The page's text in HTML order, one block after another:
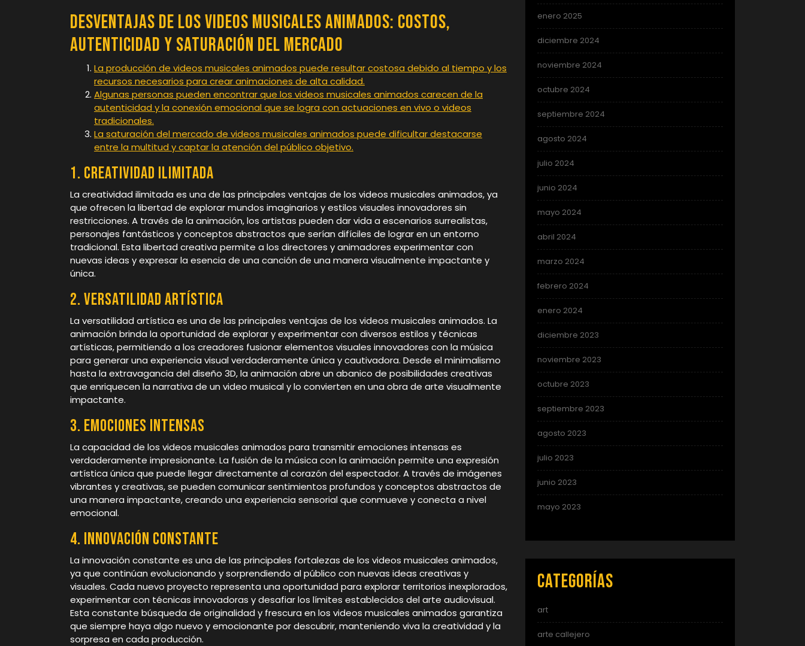
Desventajas de los Videos Musicales Animados: Costos,
Autenticidad y Saturación del Mercado
La producción de videos musicales animados puede resultar costosa debido al tiempo y los
recursos necesarios para crear animaciones de alta calidad.
Algunas personas pueden encontrar que los videos musicales animados carecen de la
autenticidad y la conexión emocional que se logra con actuaciones en vivo o videos
tradicionales.
La saturación del mercado de videos musicales animados puede dificultar destacarse
entre la multitud y captar la atención del público objetivo.
1. Creatividad ilimitada
La creatividad ilimitada es una de las principales ventajas de los videos musicales animados, ya
que ofrecen la libertad de explorar mundos imaginarios y estilos visuales innovadores sin
restricciones. A través de la animación, los artistas pueden dar vida a escenarios surrealistas,
personajes fantásticos y conceptos abstractos que serían difíciles de lograr en un entorno
tradicional. Esta libertad creativa permite a los directores y animadores experimentar con
nuevas ideas y expresar la esencia de una canción de una manera visualmente impactante y
única.
2. Versatilidad artística
La versatilidad artística es una de las principales ventajas de los videos musicales animados. La
animación brinda la oportunidad de explorar y experimentar con diversos estilos y técnicas
artísticas, permitiendo a los creadores fusionar elementos visuales innovadores con la música
para generar una experiencia visual verdaderamente única y cautivadora. Desde el minimalismo
hasta la extravagancia del diseño 3D, la animación abre un abanico de posibilidades creativas
que enriquecen la narrativa de un video musical y lo convierten en una obra de arte visualmente
impactante.
3. Emociones intensas
La capacidad de los videos musicales animados para transmitir emociones intensas es
verdaderamente impresionante. La fusión de la música con la animación permite una expresión
artística única que puede llegar directamente al corazón del espectador. A través de imágenes
vibrantes y creativas, se pueden comunicar sentimientos profundos y conceptos abstractos de
una manera impactante, creando una experiencia sensorial que conmueve y conecta a nivel
emocional.
4. Innovación constante
La innovación constante es una de las principales fortalezas de los videos musicales animados,
ya que continúan evolucionando y sorprendiendo al público con nuevas ideas creativas y
visuales. Cada nuevo proyecto representa una oportunidad para explorar territorios inexplorados,
experimentar con técnicas innovadoras y desafiar los límites establecidos del arte audiovisual.
Esta constante búsqueda de originalidad y frescura en los videos musicales animados garantiza
que siempre haya algo nuevo y emocionante por descubrir, manteniendo viva la creatividad y la
sorpresa en cada producción.
enero 2025
diciembre 2024
noviembre 2024
octubre 2024
septiembre 2024
agosto 2024
julio 2024
junio 2024
mayo 2024
abril 2024
marzo 2024
febrero 2024
enero 2024
diciembre 2023
noviembre 2023
octubre 2023
septiembre 2023
agosto 2023
julio 2023
junio 2023
mayo 2023
Categorías
art
arte callejero